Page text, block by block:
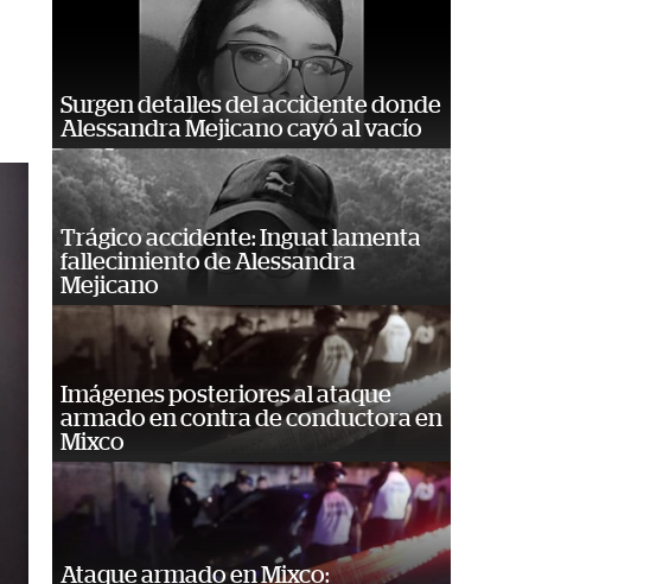
Surgen detalles del accidente donde
Alessandra Mejicano cayó al vacío
Trágico accidente: Inguat lamenta
fallecimiento de Alessandra
Mejicano
Imágenes posteriores al ataque
armado en contra de conductora en
Mixco
Ataque armado en Mixco: